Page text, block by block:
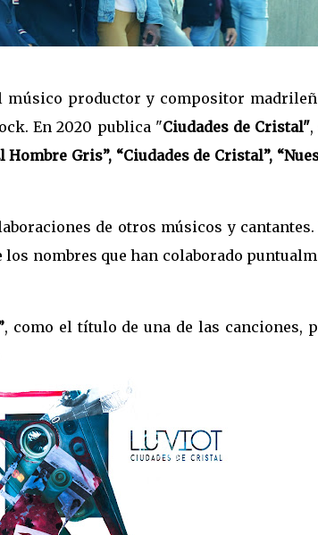
músico productor y compositor
En 2020 publica "Ciudades de Cristal"
Hombre Gris”, “Ciudades de Cristal”,
de otros músicos y cantantes.
los nombres que han colaborado
, como el título de una de las canciones,